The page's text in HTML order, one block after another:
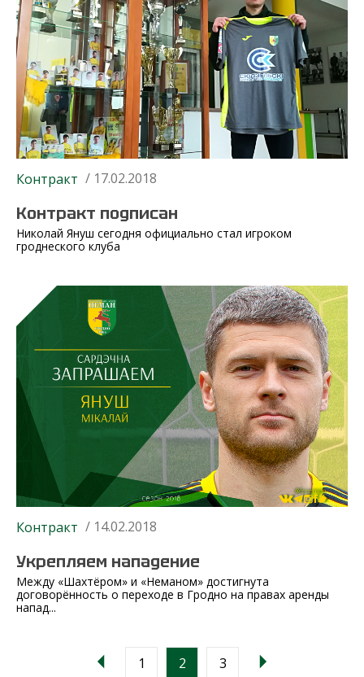
Контракт / 17.02.2018
Контракт подписан
Николай Януш сегодня официально стал игроком
гроднеского клуба
Контракт / 14.02.2018
Укрепляем нападение
Между «Шахтёром» и «Неманом» достигнута
договорённость о переходе в Гродно на правах аренды
напад...
1 2 3